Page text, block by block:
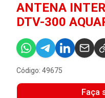
ANTENA
DTV-300
Código: 49675
Faça